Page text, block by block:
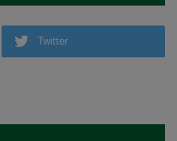
Twitter